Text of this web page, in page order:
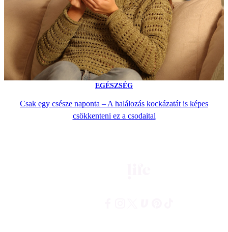
EGÉSZSÉG
Csak egy csésze naponta – A halálozás kockázatát is képes
csökkenteni ez a csodaital